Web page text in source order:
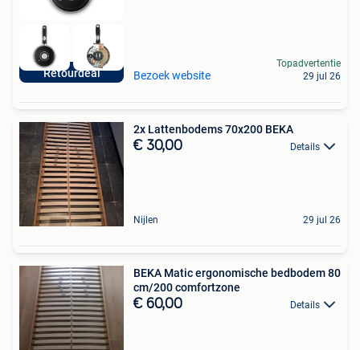
Retourdeal Bezoek website
Topadvertentie
29 jul 26
2x Lattenbodems 70x200 BEKA
€ 30,00 Details
Nijlen 29 jul 26
BEKA Matic ergonomische bedbodem 80
cm/200 comfortzone
€ 60,00 Details